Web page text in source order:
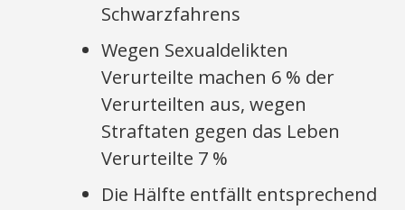
Schwarzfahrens
Wegen Sexualdelikten
Verurteilte machen 6 % der
Verurteilten aus, wegen
Straftaten gegen das Leben
Verurteilte 7 %
Die Hälfte entfällt entsprechend